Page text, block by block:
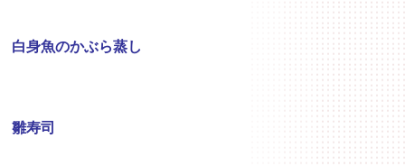
白身魚のかぶら蒸し
雛寿司